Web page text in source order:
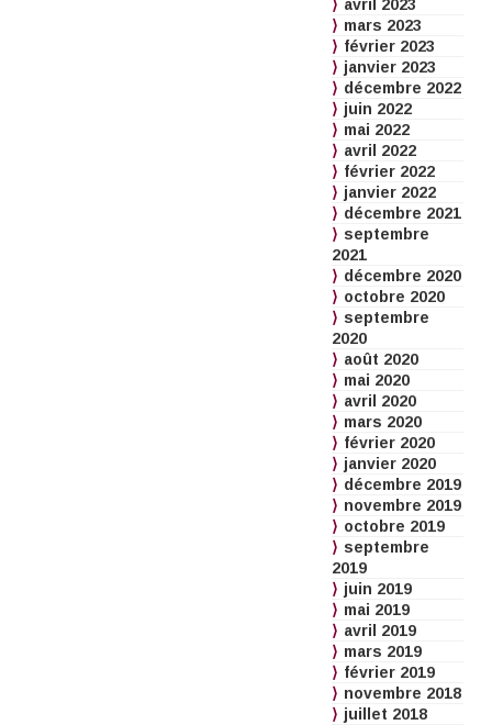
avril 2023
mars 2023
février 2023
janvier 2023
décembre 2022
juin 2022
mai 2022
avril 2022
février 2022
janvier 2022
décembre 2021
septembre
2021
décembre 2020
octobre 2020
septembre
2020
août 2020
mai 2020
avril 2020
mars 2020
février 2020
janvier 2020
décembre 2019
novembre 2019
octobre 2019
septembre
2019
juin 2019
mai 2019
avril 2019
mars 2019
février 2019
novembre 2018
juillet 2018